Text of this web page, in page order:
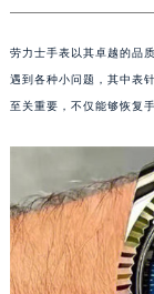
劳力士手表以其卓越的品
遇到各种小问题，其中表
至关重要，不仅能够恢复